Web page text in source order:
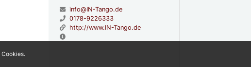
info@IN-Tango.de
0178-9226333
http://www.IN-Tango.de